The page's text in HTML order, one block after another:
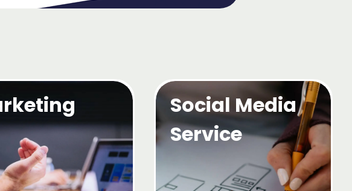
Social Media
Service